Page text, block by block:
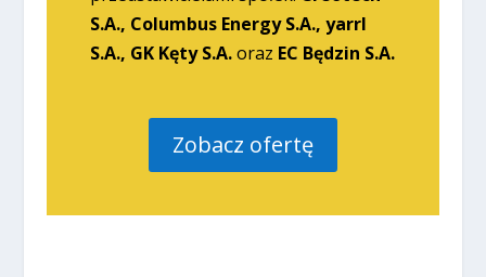
S.A., Columbus Energy S.A., yarrl
S.A., GK Kęty S.A.oraz EC Będzin S.A.
Zobacz ofertę